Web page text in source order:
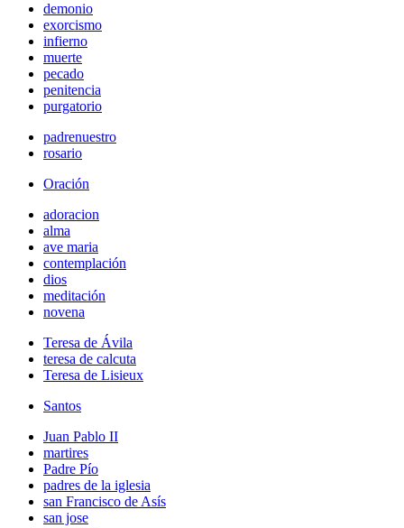
demonio
exorcismo
infierno
muerte
pecado
penitencia
purgatorio
padrenuestro
rosario
Oración
adoracion
alma
ave maria
contemplación
dios
meditación
novena
Teresa de Ávila
teresa de calcuta
Teresa de Lisieux
Santos
Juan Pablo II
martires
Padre Pío
padres de la iglesia
san Francisco de Asís
san jose